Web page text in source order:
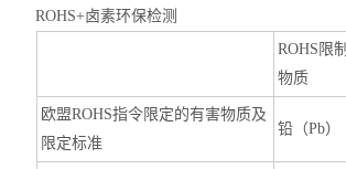
ROHS+卤素环保检测
ROHS限
物质
欧盟ROHS指令限定的有害物质及
限定标准
铅（Pb）